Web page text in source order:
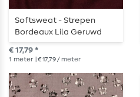
Softsweat - Strepen
Bordeaux Lila Geruwd
€ 17,79 *
1 meter | € 17,79 / meter